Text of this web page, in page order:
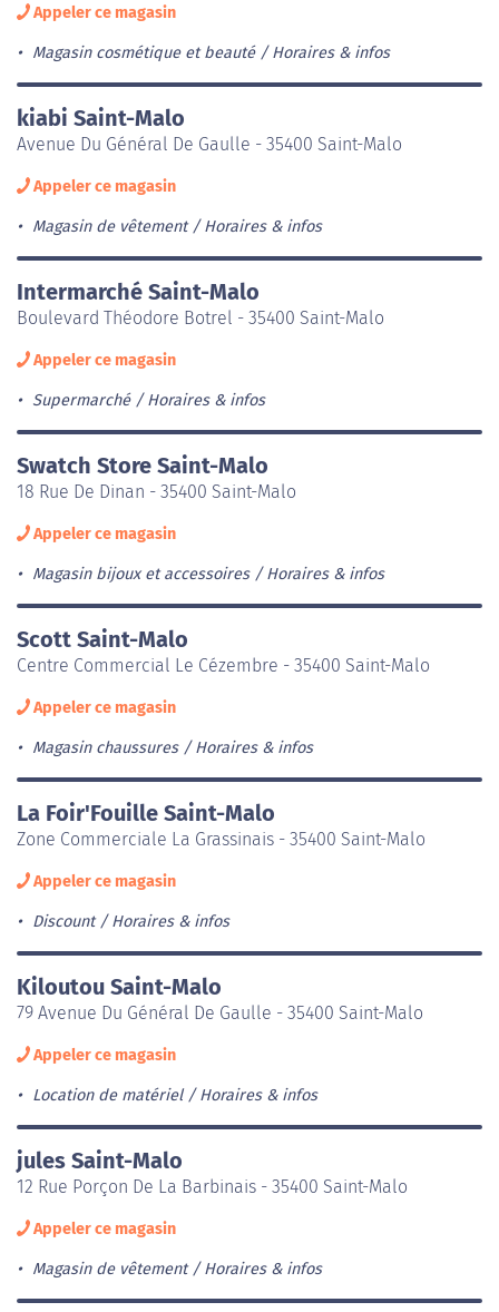
Appeler ce magasin
Magasin cosmétique et beauté Horaires & infos
kiabi Saint-Malo
Avenue Du Général De Gaulle - 35400 Saint-Malo
Appeler ce magasin
Magasin de vêtement Horaires & infos
Intermarché Saint-Malo
Boulevard Théodore Botrel - 35400 Saint-Malo
Appeler ce magasin
Supermarché Horaires & infos
Swatch Store Saint-Malo
18 Rue De Dinan - 35400 Saint-Malo
Appeler ce magasin
Magasin bijoux et accessoires Horaires & infos
Scott Saint-Malo
Centre Commercial Le Cézembre - 35400 Saint-Malo
Appeler ce magasin
Magasin chaussures Horaires & infos
La Foir'Fouille Saint-Malo
Zone Commerciale La Grassinais - 35400 Saint-Malo
Appeler ce magasin
Discount Horaires & infos
Kiloutou Saint-Malo
79 Avenue Du Général De Gaulle - 35400 Saint-Malo
Appeler ce magasin
Location de matériel Horaires & infos
jules Saint-Malo
12 Rue Porçon De La Barbinais - 35400 Saint-Malo
Appeler ce magasin
Magasin de vêtement Horaires & infos